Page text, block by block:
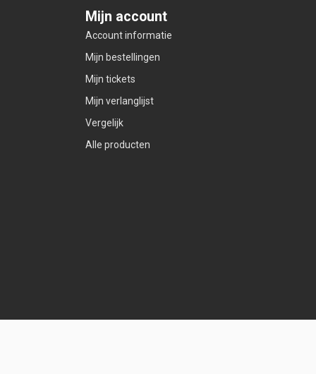
Mijn account
Account informatie
Mijn bestellingen
Mijn tickets
Mijn verlanglijst
Vergelijk
Alle producten